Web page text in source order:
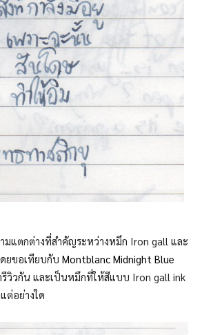
แตกต่างที่สำคัญระหว่างหมึก Iron gall และ
ยขอเทียบกับ Montblanc Midnight Blue
รีวิวกัน และเป็นหมึกที่ให้สีแบบ Iron gall ink
อย่างใด